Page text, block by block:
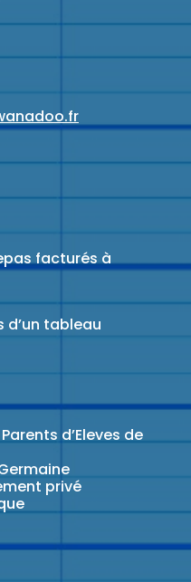
facturés à
d’un tableau
d’Eleves de
privé